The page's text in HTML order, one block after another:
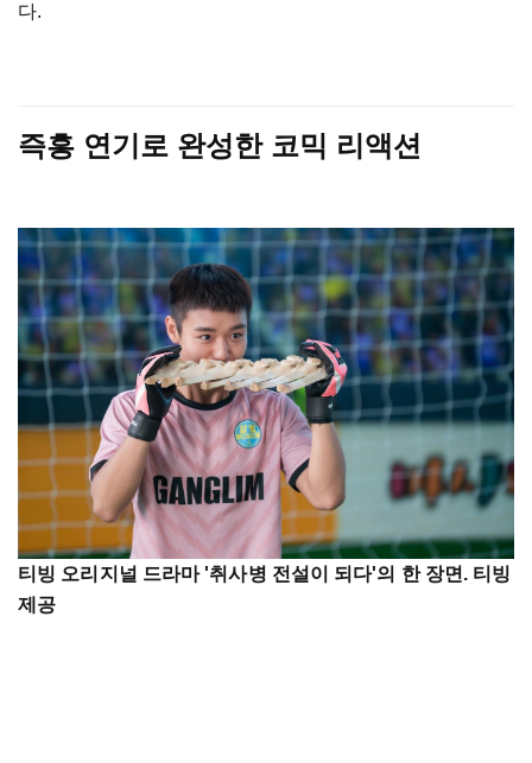
다.
즉흥 연기로 완성한 코믹 리액션
티빙 오리지널 드라마 '취사병 전설이 되다'의 한 장면. 티빙
제공